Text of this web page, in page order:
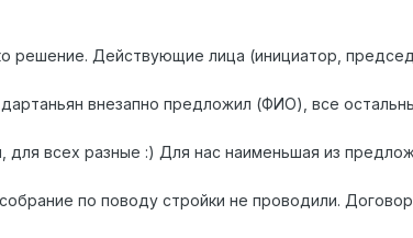
решение. Действующие лица (инициатор,
внезапно предложил (ФИО), все
всех разные :) Для нас наименьшая из
по поводу стройки не проводили.